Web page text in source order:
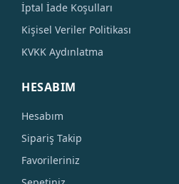
İptal İade Koşulları
Kişisel Veriler Politikası
KVKK Aydınlatma
HESABIM
Hesabım
Sipariş Takip
Favorileriniz